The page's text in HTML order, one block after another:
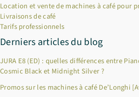
Location et vente de machines à café pour
Livraisons de café
Tarifs professionnels
Derniers articles du blog
JURA E8 (ED) : quelles différences entre
Cosmic Black et Midnight Silver ?
Promos sur les machines à café De’Longhi